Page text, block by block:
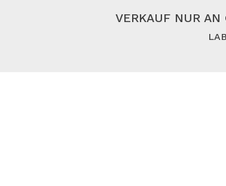
VERKAUF NUR AN